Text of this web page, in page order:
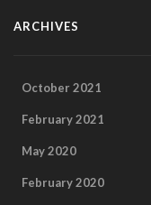
ARCHIVES
October 2021
February 2021
May 2020
February 2020